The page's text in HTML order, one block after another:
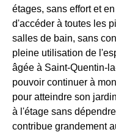
étages, sans effort et
d'accéder à toutes les
salles de bain, sans
pleine utilisation de
âgée à Saint-Quentin-
pouvoir continuer à
pour atteindre son
à l'étage sans
contribue grandement